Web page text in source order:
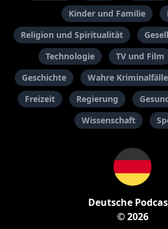
Kinder und Familie
Religion und Spiritualität
Technologie
TV und Film
Geschichte
Wahre Kriminalfälle
Freizeit
Regierung
Wissenschaft
Deutsche
© 2026